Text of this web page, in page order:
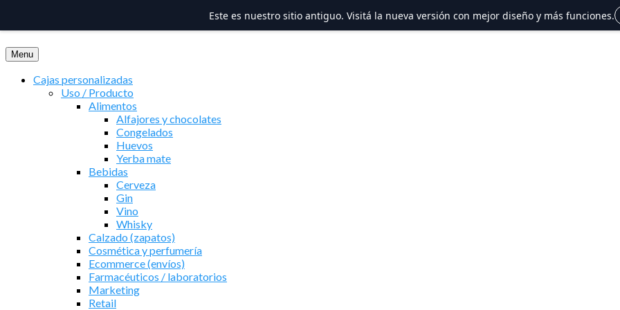
al
contenido
Menu
Cajas personalizadas
Uso / Producto
Alimentos
Alfajores y chocolates
Congelados
Huevos
Yerba mate
Bebidas
Cerveza
Gin
Vino
Whisky
Calzado (zapatos)
Cosmética y perfumería
Ecommerce (envíos)
Farmacéuticos / laboratorios
Marketing
Retail
Este es nuestro sitio antiguo. Visitá la nueva versión con mejor diseño y más funciones.